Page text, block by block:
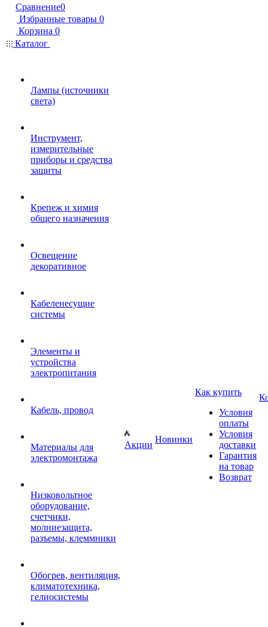
Сравнение0
Избранные товары 0
Корзина 0
Каталог
Лампы (источники
света)
Инструмент,
измерительные
приборы и средства
защиты
Крепеж и химия
общего назначения
Освещение
декоративное
Кабеленесущие
системы
Элементы и
устройства
электропитания
Кабель, провод
Материалы для
электромонтажа
Низковольтное
оборудование,
счетчики,
молниезащита,
разъемы, клеммники
Обогрев, вентиляция,
климатотехника,
гелиосистемы
Акции
Новинки
Как купить
Условия
оплаты
Условия
доставки
Гарантия
на товар
Возврат